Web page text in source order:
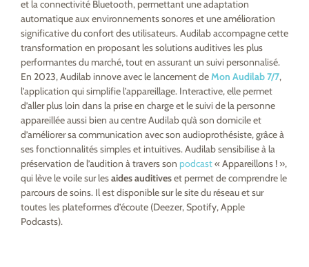
et la connectivité Bluetooth, permettant une adaptation
automatique aux environnements sonores et une amélioration
significative du confort des utilisateurs. Audilab accompagne cette
transformation en proposant les solutions auditives les plus
performantes du marché, tout en assurant un suivi personnalisé.
En 2023, Audilab innove avec le lancement deMon Audilab 7/7,
l’application qui simplifie l’appareillage. Interactive, elle permet
d’aller plus loin dans la prise en charge et le suivi de la personne
appareillée aussi bien au centre Audilab qu’à son domicile et
d’améliorer sa communication avec son audioprothésiste, grâce à
ses fonctionnalités simples et intuitives. Audilab sensibilise à la
préservation de l’audition à travers son podcast« Appareillons ! »,
qui lève le voile sur lesaides auditiveset permet de comprendre le
parcours de soins. Il est disponible sur le site du réseau et sur
toutes les plateformes d’écoute (Deezer, Spotify, Apple
Podcasts).